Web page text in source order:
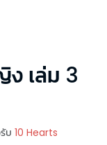
เล่ม 3
บ 10 Hearts